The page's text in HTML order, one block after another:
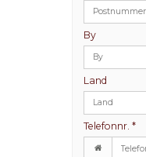
By
Land
Telefonnr. *